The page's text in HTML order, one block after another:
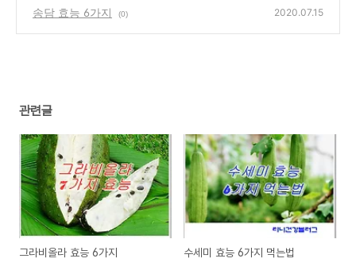
송담 효능 6가지 (0) 2020.07.15
관련글
그라비올라 효능 6가지 수세미 효능 6가지 먹는법